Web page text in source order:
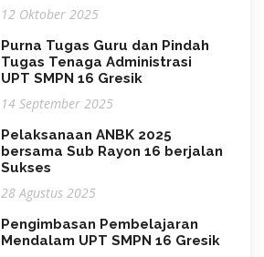
12 Oktober 2025
Purna Tugas Guru dan Pindah
Tugas Tenaga Administrasi
UPT SMPN 16 Gresik
14 September 2025
Pelaksanaan ANBK 2025
bersama Sub Rayon 16 berjalan
Sukses
28 Agustus 2025
Pengimbasan Pembelajaran
Mendalam UPT SMPN 16 Gresik